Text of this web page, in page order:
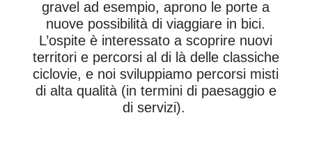
gravel ad esempio, aprono le porte a
nuove possibilità di viaggiare in bici.
L’ospite è interessato a scoprire nuovi
territori e percorsi al di là delle classiche
ciclovie, e noi sviluppiamo percorsi misti
di alta qualità (in termini di paesaggio e
di servizi).